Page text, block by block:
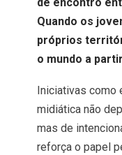
Quando os
próprios
o mundo a
Iniciativas como
midiática não
mas de
reforça o papel